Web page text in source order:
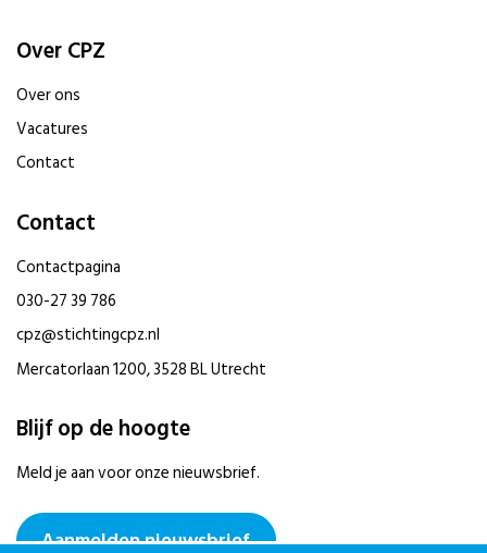
Over CPZ
Over ons
Vacatures
Contact
Contact
Contactpagina
030-27 39 786
cpz@stichtingcpz.nl
Mercatorlaan 1200, 3528 BL Utrecht
Blijf op de hoogte
Meld je aan voor onze nieuwsbrief.
Aanmelden nieuwsbrief